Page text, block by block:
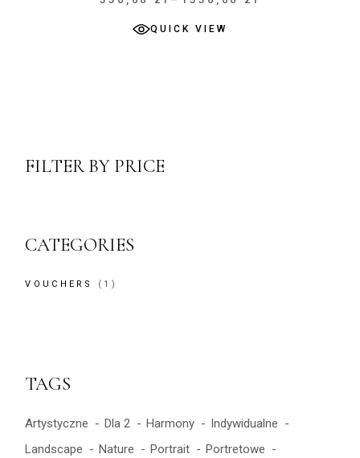
Zakres
od
550,00 zł
QUICK VIEW
FILTER BY PRICE
CATEGORIES
VOUCHERS 1
1
PRODUKT
TAGS
Artystyczne Dla 2 Harmony
Indywidualne
Landscape
Nature Portrait
Portretowe